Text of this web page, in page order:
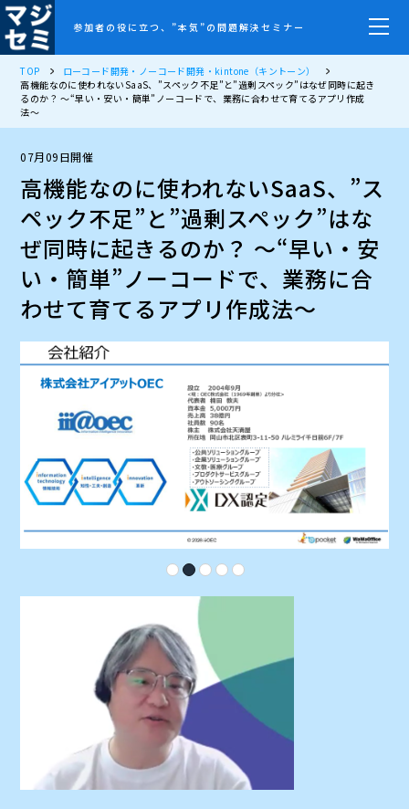
参加者の役に立つ、”本気”の問題解決セミナー
TOP
ローコード開発・ノーコード開発・kintone（キントーン）
高機能なのに使われないSaaS、”スペック不足”と”過剰スペック”はなぜ同時に起き
るのか？ 〜“早い・安い・簡単”ノーコードで、業務に合わせて育てるアプリ作成
法〜
07月09日開催
高機能なのに使われないSaaS、”ス
ペック不足”と”過剰スペック”はな
ぜ同時に起きるのか？ 〜“早い・安
い・簡単”ノーコードで、業務に合
わせて育てるアプリ作成法〜